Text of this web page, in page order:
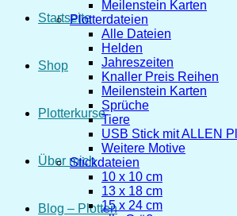
Startseite
Shop
Plotterkurse
Über mich
Blog – Plotten
Meilenstein Karten
Plotterdateien
Alle Dateien
Helden
Jahreszeiten
Knaller Preis Reihen
Meilenstein Karten
Sprüche
Tiere
USB Stick mit ALLEN
Weitere Motive
Stickdateien
10 x 10 cm
13 x 18 cm
15 x 24 cm